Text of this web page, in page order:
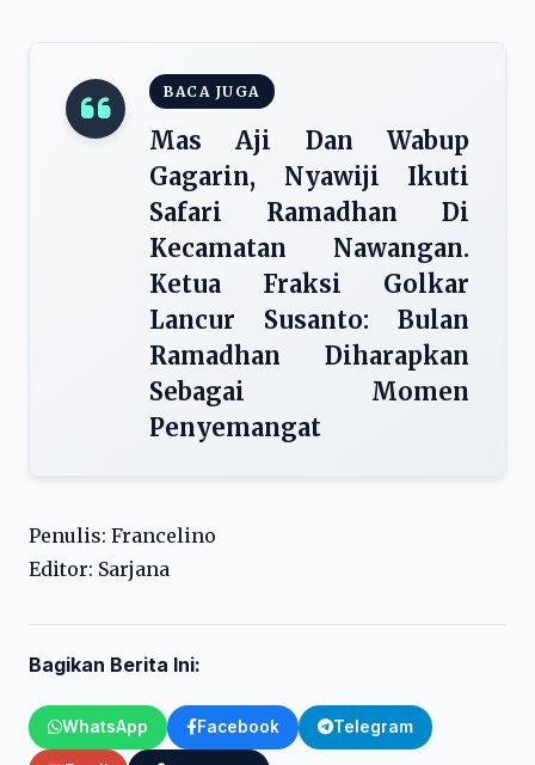
BACA JUGA
Mas Aji Dan Wabup
Gagarin, Nyawiji Ikuti
Safari Ramadhan Di
Kecamatan Nawangan.
Ketua Fraksi Golkar
Lancur Susanto: Bulan
Ramadhan Diharapkan
Sebagai Momen
Penyemangat
Penulis: Francelino
Editor: Sarjana
Bagikan Berita Ini:
WhatsApp Facebook Telegram